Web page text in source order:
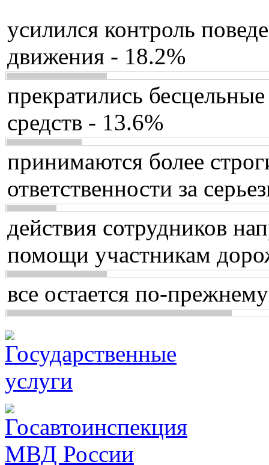
усилился контроль
движения - 18.2%
прекратились
средств - 13.6%
принимаются более
ответственности за
действия сотрудников
помощи участникам
все остается по-